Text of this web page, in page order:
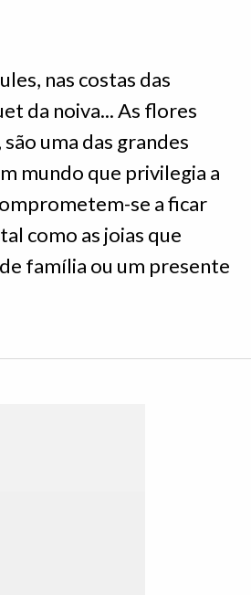
nas costas das
da noiva... As flores
uma das grandes
mundo que privilegia a
se a ficar
como as joias que
família ou um presente